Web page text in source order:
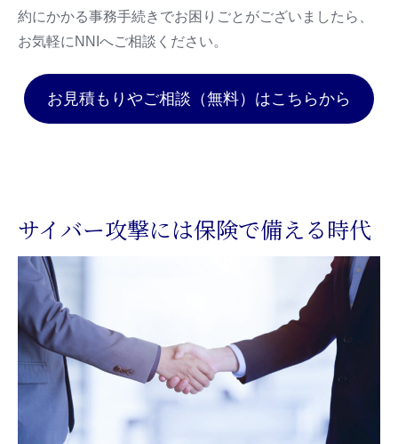
約にかかる事務手続きでお困りごとがございましたら、
お気軽にNNIへご相談ください。
お見積もりやご相談（無料）はこちらから
サイバー攻撃には保険で備える時代